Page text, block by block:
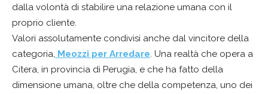
dalla volontà di stabilire una relazione umana con il
proprio cliente.
Valori assolutamente condivisi anche dal vincitore della
categoria, Meozzi per Arredare. Una realtà che opera a
Citera, in provincia di Perugia, e che ha fatto della
dimensione umana, oltre che della competenza, uno dei